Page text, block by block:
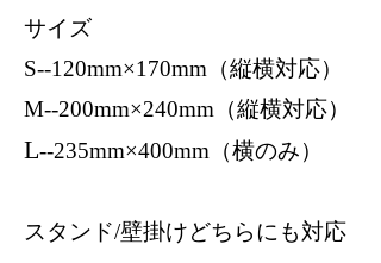
サイズ
S--120mm×170mm（縦横対応）
M--200mm×240mm（縦横対応）
L--235mm×400mm（横のみ）
スタンド/壁掛けどちらにも対応